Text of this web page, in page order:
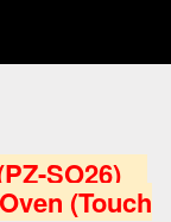
SO26)
(Touch